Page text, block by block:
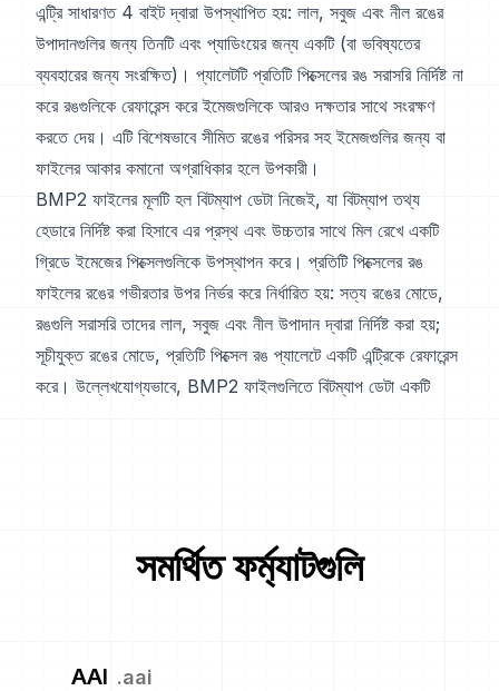
এন্ট্রি সাধারণত 4 বাইট দ্বারা উপস্থাপিত হয়: লাল, সবুজ এবং নীল রঙের
উপাদানগুলির জন্য তিনটি এবং প্যাডিংয়ের জন্য একটি (বা ভবিষ্যতের
ব্যবহারের জন্য সংরক্ষিত)। প্যালেটটি প্রতিটি পিক্সেলের রঙ সরাসরি নির্দিষ্ট না
করে রঙগুলিকে রেফারেন্স করে ইমেজগুলিকে আরও দক্ষতার সাথে সংরক্ষণ
করতে দেয়। এটি বিশেষভাবে সীমিত রঙের পরিসর সহ ইমেজগুলির জন্য বা
ফাইলের আকার কমানো অগ্রাধিকার হলে উপকারী।
BMP2 ফাইলের মূলটি হল বিটম্যাপ ডেটা নিজেই, যা বিটম্যাপ তথ্য
হেডারে নির্দিষ্ট করা হিসাবে এর প্রস্থ এবং উচ্চতার সাথে মিল রেখে একটি
গ্রিডে ইমেজের পিক্সেলগুলিকে উপস্থাপন করে। প্রতিটি পিক্সেলের রঙ
ফাইলের রঙের গভীরতার উপর নির্ভর করে নির্ধারিত হয়: সত্য রঙের মোডে,
রঙগুলি সরাসরি তাদের লাল, সবুজ এবং নীল উপাদান দ্বারা নির্দিষ্ট করা হয়;
সূচীযুক্ত রঙের মোডে, প্রতিটি পিক্সেল রঙ প্যালেটে একটি এন্ট্রিকে রেফারেন্স
করে। উল্লেখযোগ্যভাবে, BMP2 ফাইলগুলিতে বিটম্যাপ ডেটা একটি
সমর্থিত ফর্ম্যাটগুলি
AAI .aai